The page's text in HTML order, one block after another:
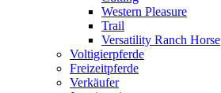
Western Pleasure
Trail
Versatility Ranch Horse
Voltigierpferde
Freizeitpferde
Verkäufer